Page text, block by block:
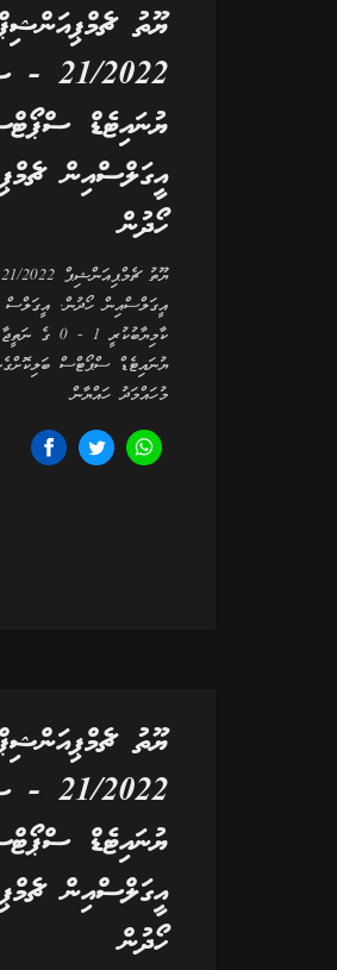
ޔޫތު
21/
ޔުނައިޓެޑް
އީގަލްސްއިން
ހޯދުން
އީގަލްސްއިން ހޯދުން.
ކާމިޔާބުކުރީ 1
ޔުނައިޓެޑް ސްޕޯޓްސް
މުހައްމަދު ހައްޔާން
ޔޫތު
21/
ޔުނައިޓެޑް
އީގަލްސްއިން
ހޯދުން